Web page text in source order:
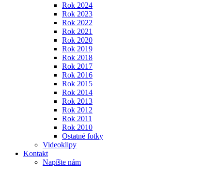
Rok 2024
Rok 2023
Rok 2022
Rok 2021
Rok 2020
Rok 2019
Rok 2018
Rok 2017
Rok 2016
Rok 2015
Rok 2014
Rok 2013
Rok 2012
Rok 2011
Rok 2010
Ostatné fotky
Videoklipy
Kontakt
Napíšte nám